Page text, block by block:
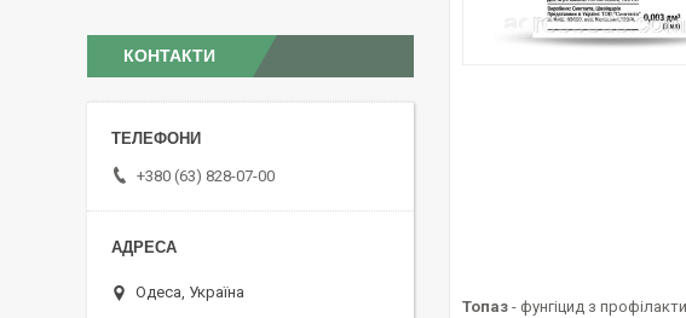
Топаз - фунгіцид з
КОНТАКТИ
+380 (63) 828-07-00
Одеса, Україна